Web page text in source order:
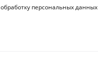
обработку персональных данных